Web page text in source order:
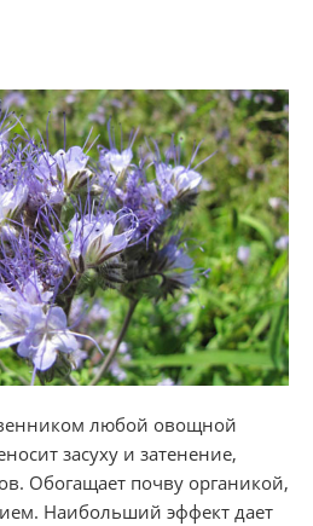
любой овощной
засуху и затенение,
Обогащает почву органикой,
Наибольший эффект дает